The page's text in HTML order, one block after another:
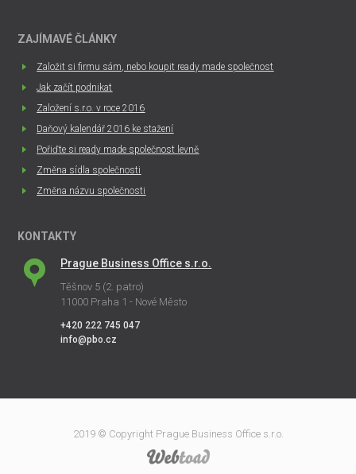
ZAJÍMAVÉ ČLÁNKY
Založit si firmu sám, nebo koupit ready made společnost
Jak začít podnikat
Založení s.r.o. v roce 2016
Daňový kalendář 2016 ke stažení
Pořiďte si ready made společnost levně
Změna sídla společnosti
Změna názvu společnosti
KONTAKTY
Prague Business Office s.r.o.
Těšnov 5 (2. patro)
11000 Praha 1 - Nové Město
+420 222 745 047
info@pbo.cz
2019 © Copyright Prague Business Office s.r.o.